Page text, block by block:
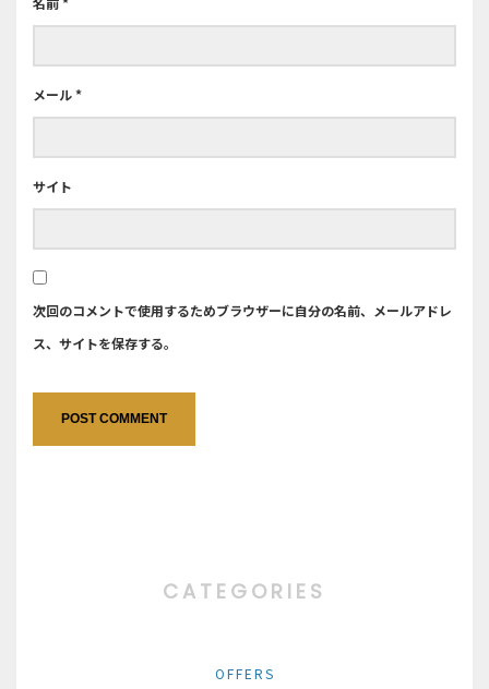
メール*
サイト
次回のコメントで使用するためブラウザーに自分の名前、メールアドレ
ス、サイトを保存する。
CATEGORIES
OFFERS